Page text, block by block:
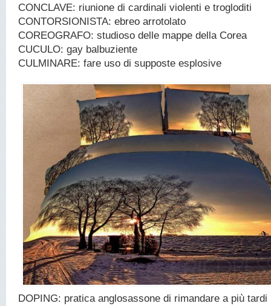
CONCLAVE: riunione di cardinali violenti e trogloditi
CONTORSIONISTA: ebreo arrotolato
COREOGRAFO: studioso delle mappe della Corea
CUCULO: gay balbuziente
CULMINARE: fare uso di supposte esplosive
DOPING: pratica anglosassone di rimandare a più tardi